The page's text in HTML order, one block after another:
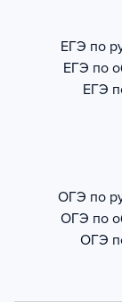
ЕГЭ по
ЕГЭ по
ЕГЭ
ОГЭ по
ОГЭ по
ОГЭ